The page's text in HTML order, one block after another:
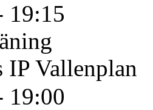
19:15
IP Vallenplan
19:00